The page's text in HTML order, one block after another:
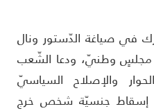
صياغة الدّستور ونال
وطنيّ، ودعا الشّعب
والإصلاح السياسيّ
جنسيّة شخص خرج